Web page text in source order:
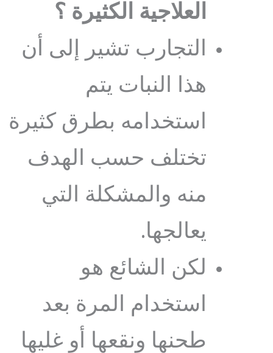
العلاجية الكثيرة ؟
التجارب تشير إلى أن
هذا النبات يتم
استخدامه بطرق كثيرة
تختلف حسب الهدف
منه والمشكلة التي
يعالجها.
لكن الشائع هو
استخدام المرة بعد
طحنها ونقعها أو غليها